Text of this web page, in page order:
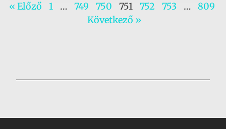
« Előző 1 … 749 750 751 752 753 …
809
Következő »